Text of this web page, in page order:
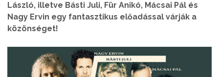
László, illetve Básti Juli, Für Anikó, Mácsai Pál és
Nagy Ervin egy fantasztikus előadással várják a
közönséget!